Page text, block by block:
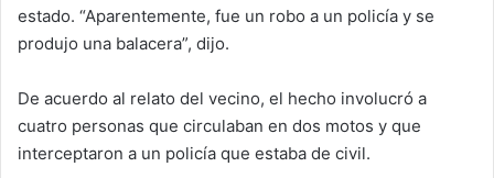
estado. “Aparentemente, fue un robo a un policía y se
produjo una balacera”, dijo.
De acuerdo al relato del vecino, el hecho involucró a
cuatro personas que circulaban en dos motos y que
interceptaron a un policía que estaba de civil.